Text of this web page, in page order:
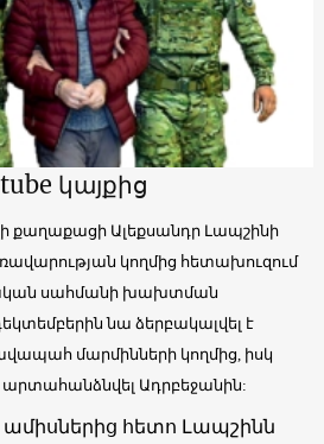
կայքից
քաղաքացի Ալեքսանդր Լապշինի
կողմից հետախուզում
սահմանի խախտման
նա ձերբակալվել է
մարմինների կողմից, իսկ
արտահանձնվել Ադրբեջանին:
ամիսներից հետո Լապշինն